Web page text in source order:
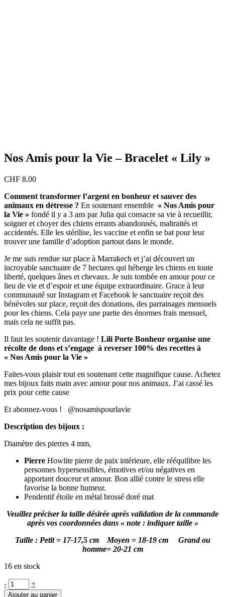
Nos Amis pour la Vie – Bracelet « Lily »
CHF 8.00
Comment transformer l’argent en bonheur et sauver des
animaux en détresse ? En soutenant ensemble « Nos Amis pour
la Vie » fondé il y a 3 ans par Julia qui consacre sa vie à recueillir,
soigner et choyer des chiens errants abandonnés, maltraités et
accidentés. Elle les stérilise, les vaccine et enfin se bat pour leur
trouver une famille d’adoption partout dans le monde.
Je me suis rendue sur place à Marrakech et j’ai découvert un
incroyable sanctuaire de 7 hectares qui héberge les chiens en toute
liberté, quelques ânes et chevaux. Je suis tombée en amour pour ce
lieu de vie et d’espoir et une équipe extraordinaire. Grace à leur
communauté sur Instagram et Facebook le sanctuaire reçoit des
bénévoles sur place, reçoit des donations, des parrainages mensuels
pour les chiens. Cela paye une partie des énormes frais mensuel,
mais cela ne suffit pas.
Il faut les soutenir davantage ! Lili Porte Bonheur organise une
récolte de dons et s’engage à reverser 100% des recettes à
« Nos Amis pour la Vie »
Faites-vous plaisir tout en soutenant cette magnifique cause. Achetez
mes bijoux faits main avec amour pour nos animaux. J’ai cassé les
prix pour cette cause
Et abonnez-vous ! @nosamispourlavie
Description des bijoux :
Diamètre des pierres 4 mm,
Pierre Howlite pierre de paix intérieure, elle rééquilibre les
personnes hypersensibles, émotives et/ou négatives en
apportant douceur et amour. Bon allié contre le stress elle
favorise la bonne humeur.
Pendentif étoile en métal brossé doré mat
Veuillez préciser la taille désirée après validation de la commande
après vos coordonnées dans « note : indiquer taille »
Taille : Petit = 17-17,5 cm Moyen = 18-19 cm Grand ou
homme= 20-21 cm
16 en stock
- quantité
de
+
Ajouter au panier